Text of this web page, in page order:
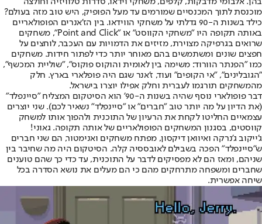
מוכנסת לתוך המכנסיים שמורמים עד מעל הפופיק, היש טוב מזה בעולם?
כילד בשנות ה-90 גדלתי על משחקי הווידאו. בין הז'אנרים הפופולאריים
באותה תקופה היו "משחקי הקווסט" או "Point and Click", משחקים
שרואים בגרפיקה מצוירת, מזיזים את הדמויות עם העכבר, לוחצים על
חפצים שונים ומשתמשים בהם מאוחר יותר כדי לפתור חידות. משחקים
כמו "הפנתר הוורוד: משימה בין לאומית והוקוס פוקוס", "שוליית המכשף",
"הגובלינים", "אי הקופים" ועוד, ז'אנר שגם היה פופלארי בארץ. חלק
מהמשחקים תורגמו לעברית וחלק אפילו יוצרו בישראל.
דבר פופולארי נוסף שהיה בשנות ה-90' הוא הסיטקום המצליח "
סיינפלד"
(את הדיון על מה יותר טוב "חברים" או "סיינפלד" נשאיר לכם). שני יוצרים
עצמאיים החליטו לקחת את הרעיון של התוכנית ולהפוך אותו למשחק
קווסטים, בסגנון המשחקים הפופולאריים של אותה תקופה. גאוני!
ג’ייקוב ג’נרקה ואיוואן דיקסון, מפתח משחקים ואנימטור, הם שני חברים
ש"סיינפלד" הפכה בשבילם לאובססיה קלה. הסיטקום היה מה שחיבר בין
שניהם, ומאז הם לא מפסיקים לדבר על התוכנית, עד כדי כך שהם טוענים
שחברים ומשפחה מתרחקים מהם כי הם מעלים את נושא הסדרה בכל
שיחה אפשרית.